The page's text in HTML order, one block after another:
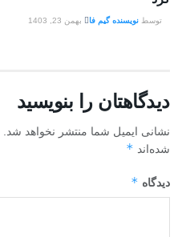
توسط نویسنده گیم فا بهمن 23, 1403
دیدگاهتان را بنویسید
نشانی ایمیل شما منتشر نخواهد شد.
شده‌اند *
دیدگاه *